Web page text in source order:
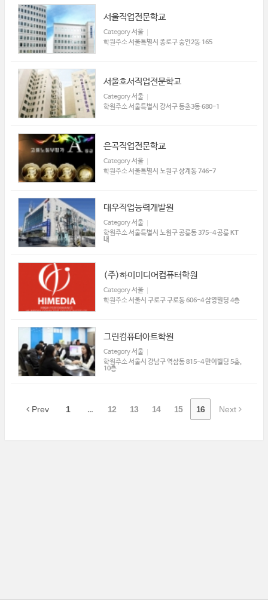
서울직업전문학교
Category서울
학원주소서울특별시 종로구 숭인2동 165​
서울호서직업전문학교
Category서울
학원주소서울특별시 강서구 등촌3동 680-1​
은곡직업전문학교​
Category서울
학원주소서울특별시 노원구 상계동 746-7​
대우직업능력개발원
Category서울
학원주소서울특별시 노원구 공릉동 375-4 공릉 KT
내​
(주)하이미디어컴퓨터학원​​
Category서울
학원주소서울시 구로구 구로동 606-4 삼영빌딩 4층
그린컴퓨터아트학원
Category서울
학원주소서울시 강남구 역삼동 815-4 만이빌딩 5층,
10층​
Prev 1 ... 12 13 14 15 16 Next